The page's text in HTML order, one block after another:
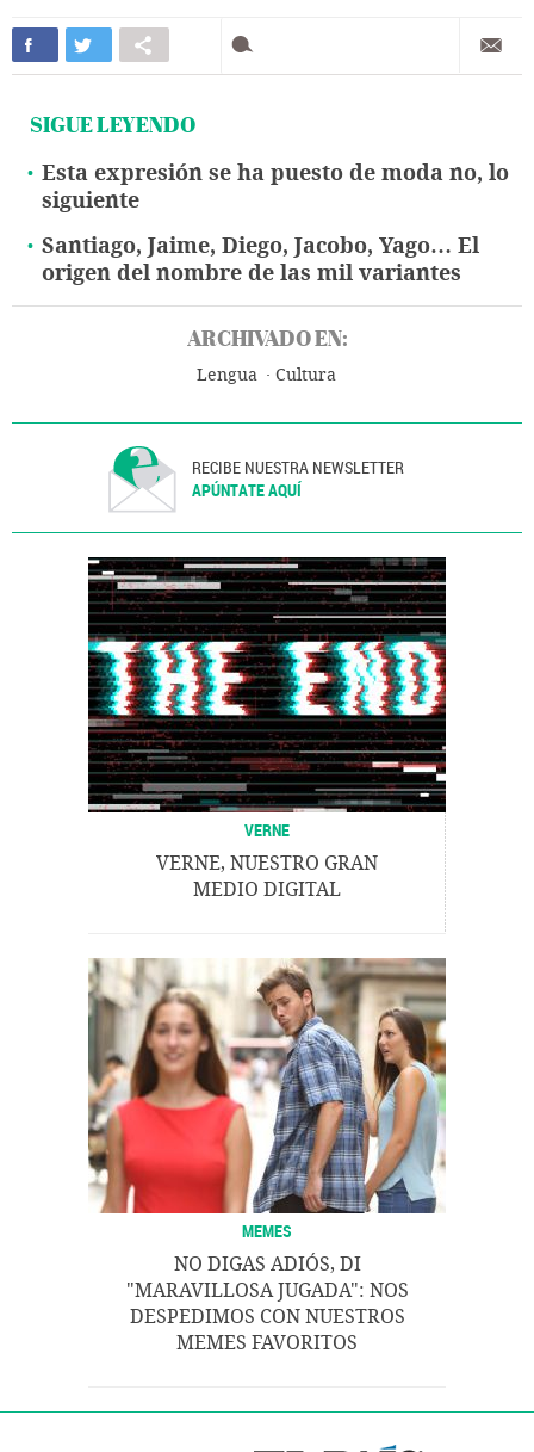
SIGUE LEYENDO
Esta expresión se ha puesto de moda no, lo
siguiente
Santiago, Jaime, Diego, Jacobo, Yago… El
origen del nombre de las mil variantes
ARCHIVADO EN:
Lengua Cultura
RECIBE NUESTRA NEWSLETTER
APÚNTATE AQUÍ
VERNE
VERNE, NUESTRO GRAN
MEDIO DIGITAL
MEMES
NO DIGAS ADIÓS, DI
"MARAVILLOSA JUGADA": NOS
DESPEDIMOS CON NUESTROS
MEMES FAVORITOS